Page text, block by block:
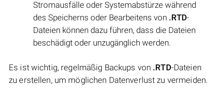
Stromausfälle oder Systemabstürze während
des Speicherns oder Bearbeitens von .RTD-
Dateien können dazu führen, dass die Dateien
beschädigt oder unzugänglich werden.
Es ist wichtig, regelmäßig Backups von .RTD-Dateien
zu erstellen, um möglichen Datenverlust zu vermeiden.